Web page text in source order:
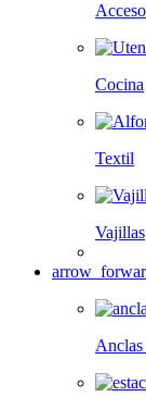
Cocina
Textil
Vajillas
Anclas